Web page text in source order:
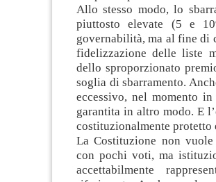
Allo stesso modo, lo
piuttosto elevate (5 e
governabilità, ma al fine di
fidelizzazione delle liste
dello sproporzionato
soglia di sbarramento.
eccessivo, nel momento
garantita in altro modo. E
costituzionalmente protetto
La Costitu­zione non
con pochi voti, ma
accettabilmente